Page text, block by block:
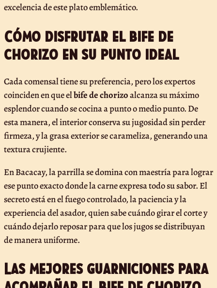
excelencia de este plato emblemático.
Cómo disfrutar el bife de
chorizo en su punto ideal
Cada comensal tiene su preferencia, pero los expertos
coinciden en que elbife de chorizoalcanza su máximo
esplendor cuando se cocina a punto o medio punto. De
esta manera, el interior conserva su jugosidad sin perder
firmeza, y la grasa exterior se carameliza, generando una
textura crujiente.
En Bacacay, la parrilla se domina con maestría para lograr
ese punto exacto donde la carne expresa todo su sabor. El
secreto está en el fuego controlado, la paciencia y la
experiencia del asador, quien sabe cuándo girar el corte y
cuándo dejarlo reposar para que los jugos se distribuyan
de manera uniforme.
Las mejores guarniciones para